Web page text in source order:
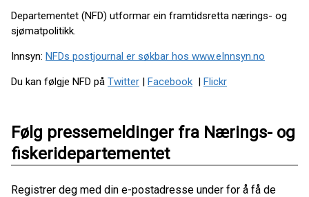
Departementet (NFD) utformar ein framtidsretta nærings- og
sjømatpolitikk.
Innsyn: NFDs postjournal er søkbar hos www.eInnsyn.no
Du kan følgje NFD på Twitter | Facebook | Flickr
Følg pressemeldinger fra Nærings- og
fiskeridepartementet
Registrer deg med din e-postadresse under for å få de